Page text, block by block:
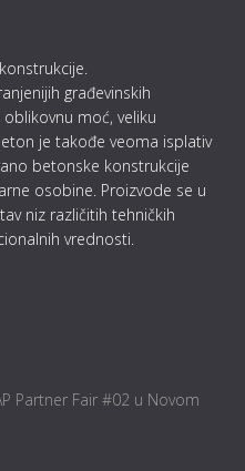
građevinskih
moć, veliku
je takođe veoma isplativ
betonske konstrukcije
osobine. Proizvode se u
niz različitih tehničkih
vrednosti.
Partner Fair #02 u Novom